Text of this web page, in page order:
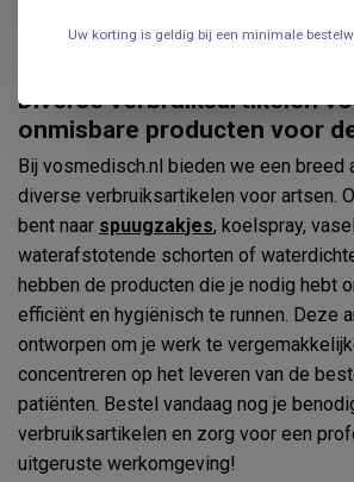
Diverse verbruiksartikelen
onmisbare producten voor
Bij vosmedisch.nl bieden we een breed
diverse verbruiksartikelen voor artsen.
bent naar spuugzakjes, koelspray,
waterafstotende schorten of
hebben de producten die je nodig hebt
efficiënt en hygiënisch te runnen. Deze
ontworpen om je werk te
concentreren op het leveren van de
patiënten. Bestel vandaag nog je
verbruiksartikelen en zorg voor een
uitgeruste werkomgeving!
Uw korting is geldig bij een minimale